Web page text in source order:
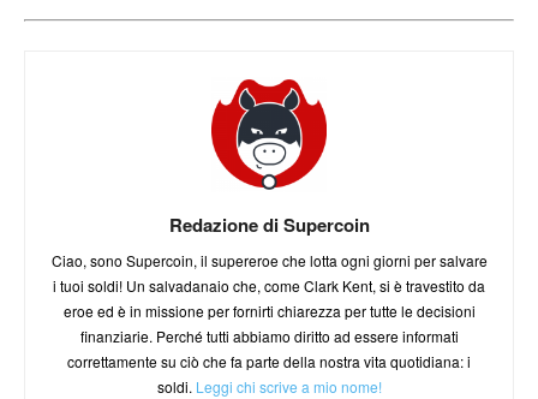
Redazione di Supercoin
Ciao, sono Supercoin, il supereroe che lotta ogni giorni per salvare
i tuoi soldi! Un salvadanaio che, come Clark Kent, si è travestito da
eroe ed è in missione per fornirti chiarezza per tutte le decisioni
finanziarie. Perché tutti abbiamo diritto ad essere informati
correttamente su ciò che fa parte della nostra vita quotidiana: i
soldi. Leggi chi scrive a mio nome!